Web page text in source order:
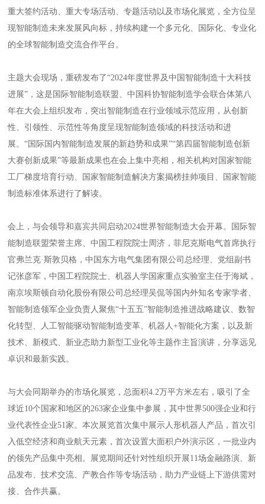
重大签约活动、重大专场活动、专题活动以及市场化展览，全方位呈
现智能制造未来发展风向标，持续构建一个多元化、国际化、专业化
的全球智能制造交流合作平台。
主题大会现场，重磅发布了“2024年度世界及中国智能制造十大科技
进展”，这是国际智能制造联盟、中国科协智能制造学会联合体第八
年在大会上组织发布，突出智能制造在行业领域示范应用，从创新
性、引领性、示范性等角度呈现智能制造领域的科技活动和进
展。“国际国内智能制造发展的新趋势和成果”“第四届智能制造创新
大赛创新成果”等最新成果也在会上集中亮相，相关机构对国家智能
工厂梯度培育行动、国家智能制造解决方案揭榜挂帅项目、国家智能
制造标准体系进行了解读。
会上，与会领导和嘉宾共同启动2024世界智能制造大会开幕。国际智
能制造联盟荣誉主席、中国工程院院士周济，菲尼克斯电气首席执行
官弗兰克·斯敦贝格，中国东方电气集团有限公司总经理、党组副书
记张彦军，中国工程院院士、机器人学国家重点实验室主任于海斌，
南京埃斯顿自动化股份有限公司总经理吴侃等国内外知名专家学者、
智能制造领军企业负责人聚焦“十五五”智能制造推进战略建议、数智
化转型、人工智能驱动智能制造变革、机器人+智能化方案，以及新
技术、新模式、新业态助力新型工业化等主题作主旨演讲，分享远见
卓识和最新实践。
与大会同期举办的市场化展览，总面积4.2万平方米左右，吸引了全
球近10个国家和地区的263家企业集中参展，其中世界500强企业和行
业代表性企业51家。本次展览首次集中展示人形机器人产品，首次引
入低空经济和商业航天元素，首次设置大面积户外演示区，一批业内
的领先产品集中亮相。展览期间还针对性组织开展11场金融路演、新
品发布、技术交流、产教合作等专场活动，助力产业链上下游供需对
接、合作共赢。